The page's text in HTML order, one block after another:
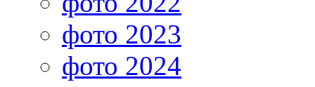
фото 2023
фото 2024